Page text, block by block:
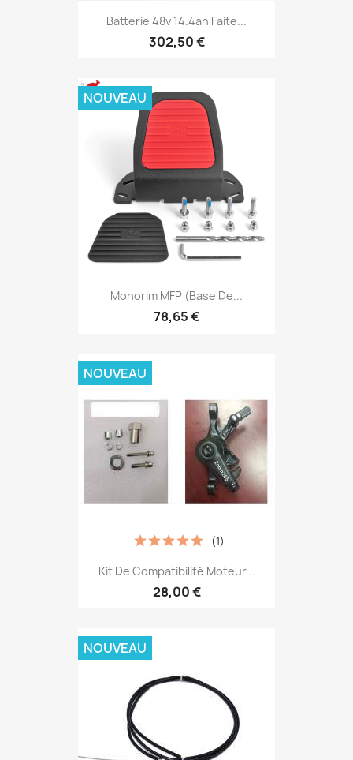
Batterie 48v 14.4ah Faite...
302,50 €
Monorim MFP (base De...
78,65 €
NOUVEAU
Kit De Compatibilité Moteur...
28,00 €
(1)
NOUVEAU
NOUVEAU